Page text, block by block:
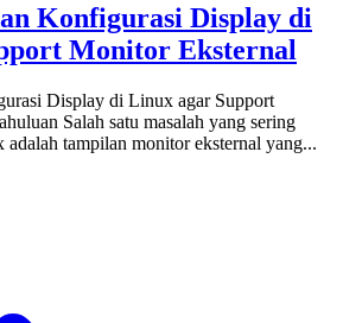
Konfigurasi Display di
Monitor Eksternal
Display di Linux agar Support
Salah satu masalah yang sering
tampilan monitor eksternal yang...